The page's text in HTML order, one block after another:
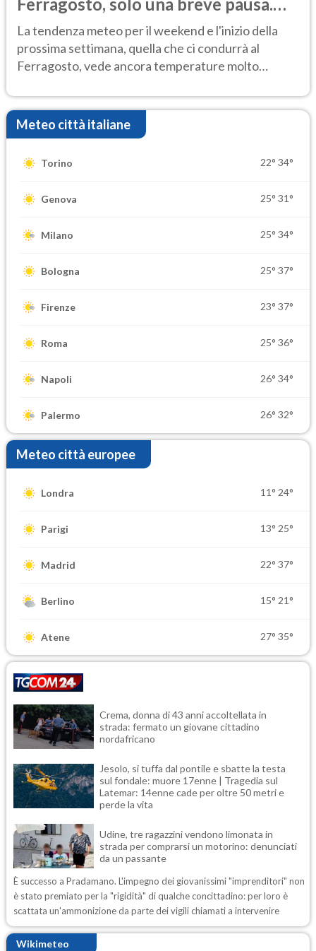
Ecco dove
La tendenza meteo per il weekend e l'inizio della
prossima settimana, quella che ci condurrà al
Ferragosto, vede ancora temperature molto
Meteo città italiane
Torino 22° 34°
Genova 25° 31°
Milano 25° 34°
Bologna 25° 37°
Firenze 23° 37°
Roma 25° 36°
Napoli 26° 34°
Palermo 26° 32°
Meteo città europee
Londra 11° 24°
Parigi 13° 25°
Madrid 22° 37°
Berlino 15° 21°
Atene 27° 35°
Crema, donna di 43 anni accoltellata in
strada: fermato un giovane cittadino
nordafricano
Jesolo, si tuffa dal pontile e sbatte la testa
sul fondale: muore 17enne | Tragedia sul
Latemar: 14enne cade per oltre 50 metri e
perde la vita
Udine, tre ragazzini vendono limonata in
strada per comprarsi un motorino: denunciati
da un passante
È successo a Pradamano. L'impegno dei giovanissimi "imprenditori" non
è stato premiato per la "rigidità" di qualche concittadino: per loro è
scattata un'ammonizione da parte dei vigili chiamati a intervenire
Wikimeteo